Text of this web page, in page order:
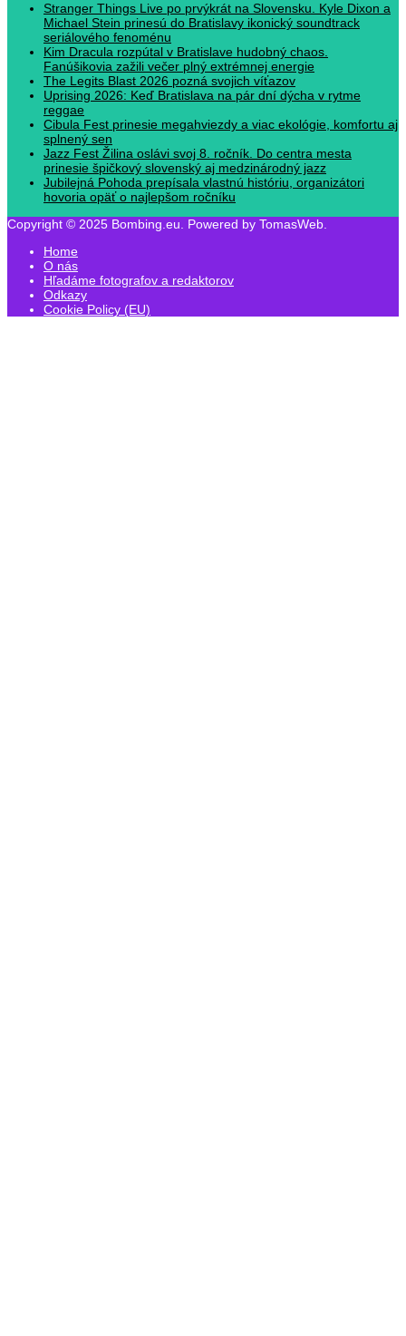
Stranger Things Live po prvýkrát na Slovensku. Kyle Dixon a
Michael Stein prinesú do Bratislavy ikonický soundtrack
seriálového fenoménu
Kim Dracula rozpútal v Bratislave hudobný chaos.
Fanúšikovia zažili večer plný extrémnej energie
The Legits Blast 2026 pozná svojich víťazov
Uprising 2026: Keď Bratislava na pár dní dýcha v rytme
reggae
Cibula Fest prinesie megahviezdy a viac ekológie, komfortu aj
splnený sen
Jazz Fest Žilina oslávi svoj 8. ročník. Do centra mesta
prinesie špičkový slovenský aj medzinárodný jazz
Jubilejná Pohoda prepísala vlastnú históriu, organizátori
hovoria opäť o najlepšom ročníku
Copyright © 2025 Bombing.eu. Powered by TomasWeb.
Home
O nás
Hľadáme fotografov a redaktorov
Odkazy
Cookie Policy (EU)